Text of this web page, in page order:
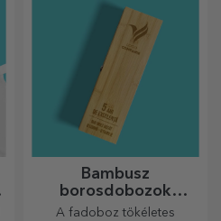
tálalásához.
Bambusz
borosdobozok
kiegészítőkkel
A fadoboz tökéletes